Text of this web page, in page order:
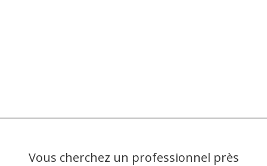
Vous cherchez un professionnel près